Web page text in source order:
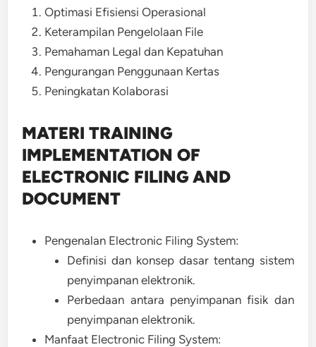
Optimasi Efisiensi Operasional
Keterampilan Pengelolaan File
Pemahaman Legal dan Kepatuhan
Pengurangan Penggunaan Kertas
Peningkatan Kolaborasi
MATERI TRAINING
IMPLEMENTATION OF
ELECTRONIC FILING AND
DOCUMENT
Pengenalan Electronic Filing System:
Definisi dan konsep dasar tentang sistem
penyimpanan elektronik.
Perbedaan antara penyimpanan fisik dan
penyimpanan elektronik.
Manfaat Electronic Filing System: